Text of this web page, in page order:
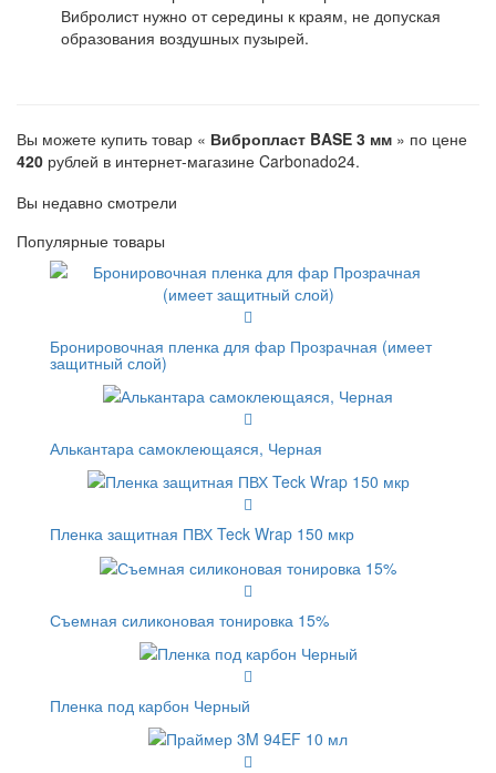
Вибролист нужно от середины к краям, не допуская
образования воздушных пузырей.
Вы можете купить товар « Вибропласт BASE 3 мм » по цене
420 рублей в интернет-магазине Carbonado24.
Вы недавно смотрели
Популярные товары
Бронировочная пленка для фар Прозрачная (имеет
защитный слой)
Алькантара самоклеющаяся, Черная
Пленка защитная ПВХ Teck Wrap 150 мкр
Съемная силиконовая тонировка 15%
Пленка под карбон Черный